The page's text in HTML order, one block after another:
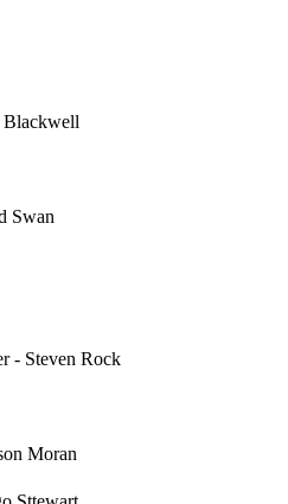
Blackwell
Swan
- Steven Rock
Moran